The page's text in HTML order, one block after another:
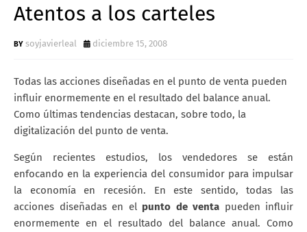
Atentos a los carteles
soyjavierleal diciembre 15, 2008
Todas las acciones diseñadas en el punto de venta pueden
influir enormemente en el resultado del balance anual.
Como últimas tendencias destacan, sobre todo, la
digitalización del punto de venta.
Según recientes estudios, los vendedores se están
enfocando en la experiencia del consumidor para impulsar
la economía en recesión. En este sentido, todas las
acciones diseñadas en el punto de venta pueden influir
enormemente en el resultado del balance anual. Como